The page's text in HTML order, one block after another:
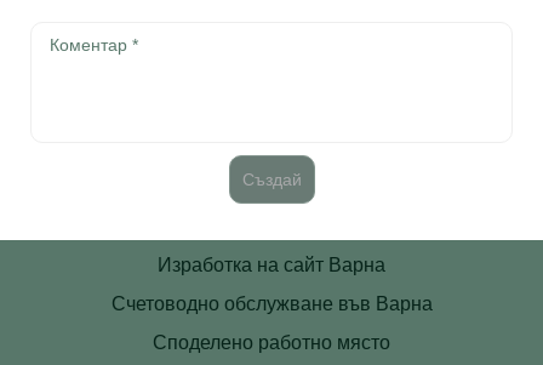
Изработка на сайт Варна
Счетоводно обслужване във Варна
Споделено работно място